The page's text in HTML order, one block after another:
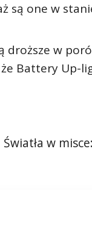
są one w
droższe w
Battery Up-
Światła w